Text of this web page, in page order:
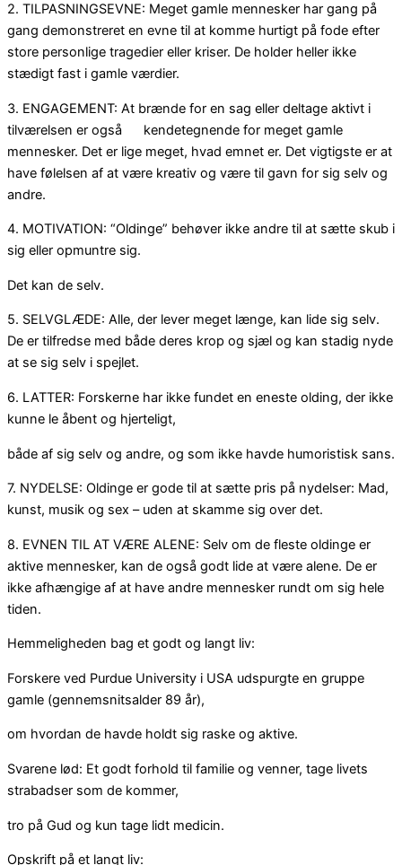
2. TILPASNINGSEVNE: Meget gamle mennesker har gang på
gang demonstreret en evne til at komme hurtigt på fode efter
store personlige tragedier eller kriser. De holder heller ikke
stædigt fast i gamle værdier.
3. ENGAGEMENT: At brænde for en sag eller deltage aktivt i
tilværelsen er også kendetegnende for meget gamle
mennesker. Det er lige meget, hvad emnet er. Det vigtigste er at
have følelsen af at være kreativ og være til gavn for sig selv og
andre.
4. MOTIVATION: “Oldinge” behøver ikke andre til at sætte skub i
sig eller opmuntre sig.
Det kan de selv.
5. SELVGLÆDE: Alle, der lever meget længe, kan lide sig selv.
De er tilfredse med både deres krop og sjæl og kan stadig nyde
at se sig selv i spejlet.
6. LATTER: Forskerne har ikke fundet en eneste olding, der ikke
kunne le åbent og hjerteligt,
både af sig selv og andre, og som ikke havde humoristisk sans.
7. NYDELSE: Oldinge er gode til at sætte pris på nydelser: Mad,
kunst, musik og sex – uden at skamme sig over det.
8. EVNEN TIL AT VÆRE ALENE: Selv om de fleste oldinge er
aktive mennesker, kan de også godt lide at være alene. De er
ikke afhængige af at have andre mennesker rundt om sig hele
tiden.
Hemmeligheden bag et godt og langt liv:
Forskere ved Purdue University i USA udspurgte en gruppe
gamle (gennemsnitsalder 89 år),
om hvordan de havde holdt sig raske og aktive.
Svarene lød: Et godt forhold til familie og venner, tage livets
strabadser som de kommer,
tro på Gud og kun tage lidt medicin.
Opskrift på et langt liv: